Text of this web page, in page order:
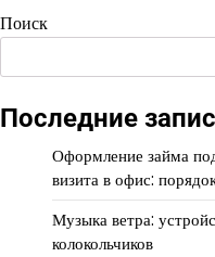
Поиск
Последние
Оформление займа
визита в офис:
Музыка ветра:
колокольчиков